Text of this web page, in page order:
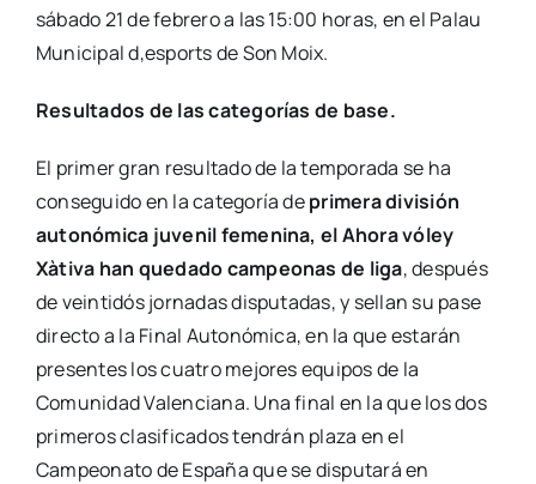
sábado 21 de febrero a las 15:00 horas, en el Palau
Municipal d,esports de Son Moix.
Resultados de las categorías de base.
El primer gran resultado de la temporada se ha
conseguido en la categoría deprimera división
autonómica juvenil femenina, el Ahora vóley
Xàtiva han quedado campeonas de liga, después
de veintidós jornadas disputadas, y sellan su pase
directo a la Final Autonómica, en la que estarán
presentes los cuatro mejores equipos de la
Comunidad Valenciana. Una final en la que los dos
primeros clasificados tendrán plaza en el
Campeonato de España que se disputará en